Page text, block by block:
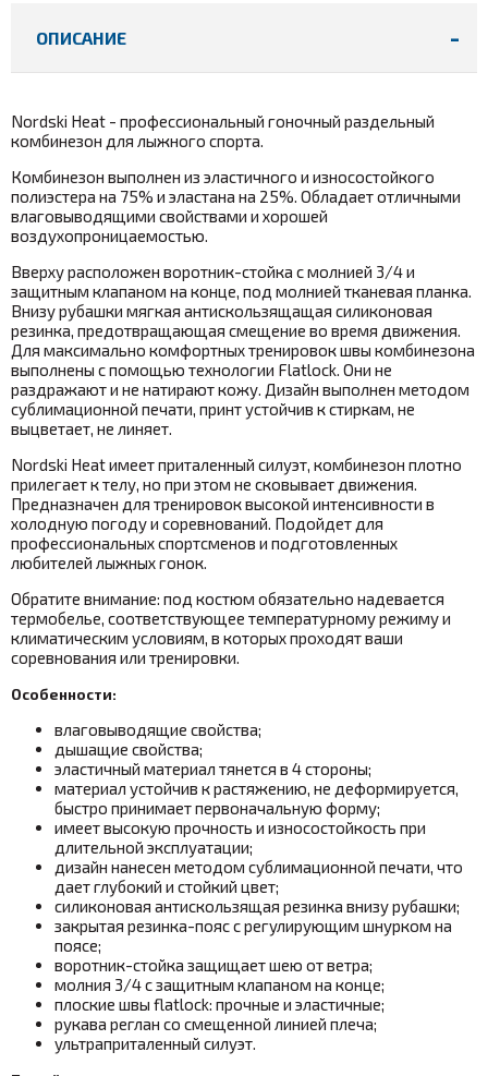
ОПИСАНИЕ
Nordski Heat - профессиональный гоночный раздельный
комбинезон для лыжного спорта.
Комбинезон выполнен из эластичного и износостойкого
полиэстера на 75% и эластана на 25%. Обладает отличными
влаговыводящими свойствами и хорошей
воздухопроницаемостью.
Вверху расположен воротник-стойка с молнией 3/4 и
защитным клапаном на конце, под молнией тканевая планка.
Внизу рубашки мягкая антискользящащая силиконовая
резинка, предотвращающая смещение во время движения.
Для максимально комфортных тренировок швы комбинезона
выполнены с помощью технологии Flatlock. Они не
раздражают и не натирают кожу. Дизайн выполнен методом
сублимационной печати, принт устойчив к стиркам, не
выцветает, не линяет.
Nordski Heat имеет приталенный силуэт, комбинезон плотно
прилегает к телу, но при этом не сковывает движения.
Предназначен для тренировок высокой интенсивности в
холодную погоду и соревнований. Подойдет для
профессиональных спортсменов и подготовленных
любителей лыжных гонок.
Обратите внимание: под костюм обязательно надевается
термобелье, соответствующее температурному режиму и
климатическим условиям, в которых проходят ваши
соревнования или тренировки.
Особенности:
влаговыводящие свойства;
дышащие свойства;
эластичный материал тянется в 4 стороны;
материал устойчив к растяжению, не деформируется,
быстро принимает первоначальную форму;
имеет высокую прочность и износостойкость при
длительной эксплуатации;
дизайн нанесен методом сублимационной печати, что
дает глубокий и стойкий цвет;
силиконовая антискользящая резинка внизу рубашки;
закрытая резинка-пояс с регулирующим шнурком на
поясе;
воротник-стойка защищает шею от ветра;
молния 3/4 с защитным клапаном на конце;
плоские швы flatlock: прочные и эластичные;
рукава реглан со смещенной линией плеча;
ультраприталенный силуэт.